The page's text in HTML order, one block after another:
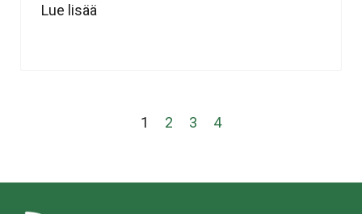
Lue lisää
1 2 3 4